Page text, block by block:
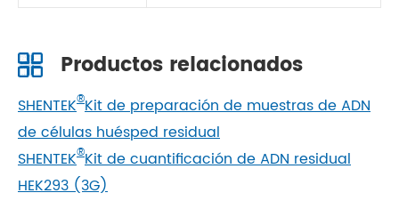
Productos relacionados
SHENTEK®Kit de preparación de muestras de ADN
de células huésped residual
SHENTEK®Kit de cuantificación de ADN residual
HEK293 (3G)